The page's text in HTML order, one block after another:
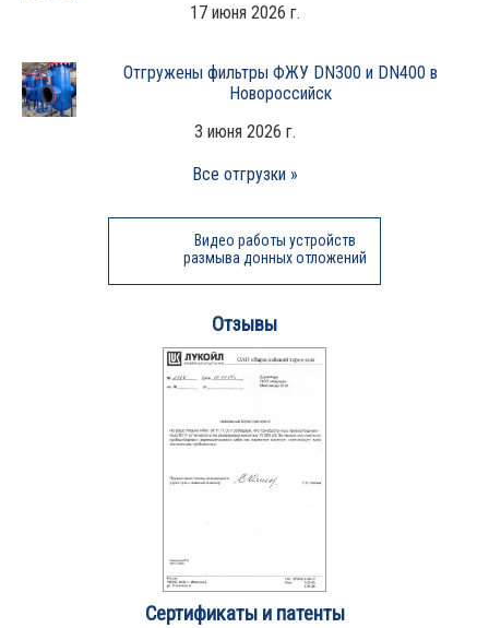
17 июня 2026 г.
Отгружены фильтры ФЖУ DN300 и DN400 в
Новороссийск
3 июня 2026 г.
Все отгрузки »
Видео работы устройств
размыва донных отложений
Отзывы
Сертификаты и патенты